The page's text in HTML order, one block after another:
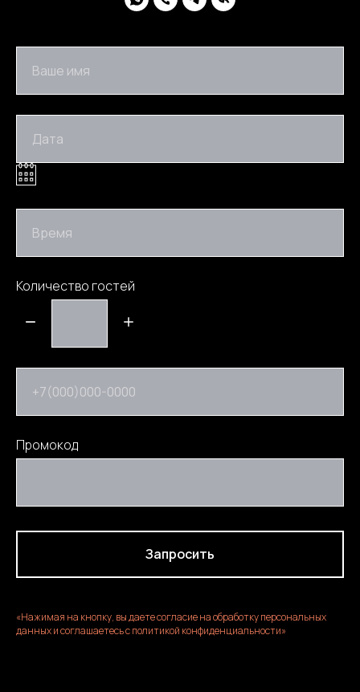
Ваше имя
Дата
Время
Количество гостей
+7(000)000-0000
Промокод
Запросить
«Нажимая на кнопку, вы даете согласие на обработку персональных
данных и соглашаетесь c политикой конфиденциальности»